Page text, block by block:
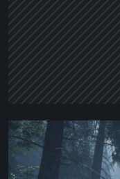
News
di
Nowhere